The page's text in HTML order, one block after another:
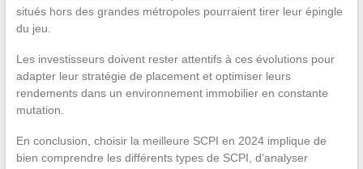
situés hors des grandes métropoles pourraient tirer leur épingle
du jeu.
Les investisseurs doivent rester attentifs à ces évolutions pour
adapter leur stratégie de placement et optimiser leurs
rendements dans un environnement immobilier en constante
mutation.
En conclusion, choisir la meilleure SCPI en 2024 implique de
bien comprendre les différents types de SCPI, d’analyser